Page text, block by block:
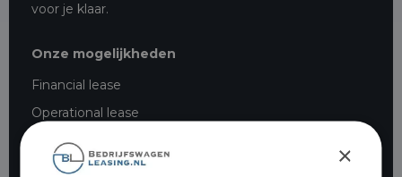
voor je klaar.
Onze mogelijkheden
Financial lease
Operational lease
Hoe werkt operational lease?
Financial lease bedrijfswagens
×